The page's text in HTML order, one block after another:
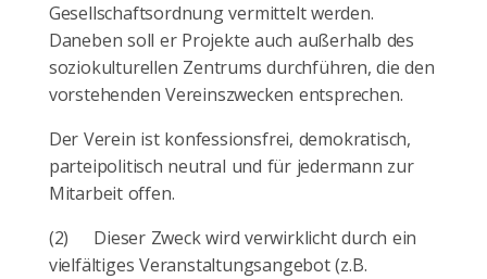
Gesellschaftsordnung vermittelt werden.
Daneben soll er Projekte auch außerhalb des
soziokulturellen Zentrums durchführen, die den
vorstehenden Vereinszwecken entsprechen.
Der Verein ist konfessionsfrei, demokratisch,
parteipolitisch neutral und für jedermann zur
Mitarbeit offen.
(2) Dieser Zweck wird verwirklicht durch ein
vielfältiges Veranstaltungsangebot (z.B.